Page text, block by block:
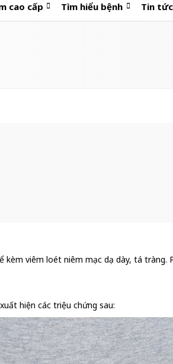
cao cấp Tìm hiểu bệnh Tin tức
viêm loét niêm mạc dạ dày, tá tràng.
hiện các triệu chứng sau: